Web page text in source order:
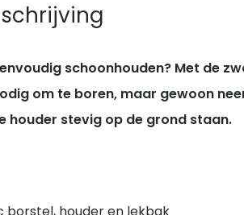
schoonhouden? Met de
om te boren, maar gewoon
houder stevig op de grond staan.